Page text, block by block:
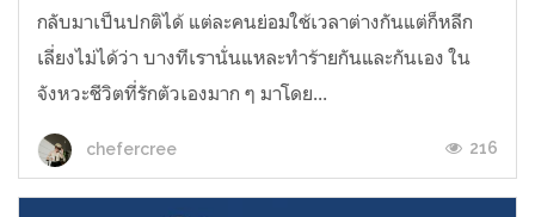
กลับมาเป็นปกติได้ แต่ละคนย่อมใช้เวลาต่างกันแต่ก็หลีก
เลี่ยงไม่ได้ว่า บางทีเรานั่นแหละทำร้ายกันและกันเอง ใน
จังหวะชีวิตที่รักตัวเองมาก ๆ มาโดย...
chefercree 216